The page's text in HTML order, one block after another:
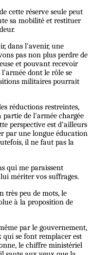
cette réserve seule peut
sa mobilité et restituer
dans l'avenir, une
pas non plus perdre de
et pouvant recevoir
dont le rôle se
militaires pourrait
réductions restreintes,
de l'armée chargée
perspective est d'ailleurs
par une longue éducation
il ne faut pas la
qui me paraissent
mériter vos suffrages.
très peu de mots, le
à la proposition de
par le gouvernement,
qui se font remplacer est
le chiffre ministériel